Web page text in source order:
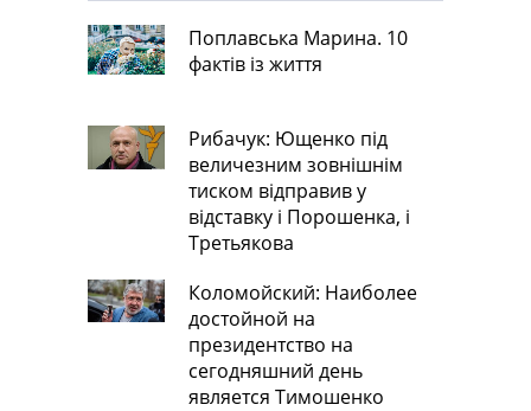
Поплавська Марина. 10
фактів із життя
Рибачук: Ющенко під
величезним зовнішнім
тиском відправив у
відставку і Порошенка, і
Третьякова
Коломойский: Наиболее
достойной на
президентство на
сегодняшний день
является Тимошенко